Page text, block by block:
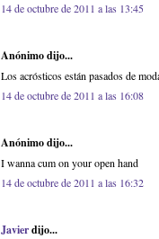
14 de octubre de 2011 a las 13:45
Anónimo dijo...
Los acrósticos están pasados de
14 de octubre de 2011 a las 16:08
Anónimo dijo...
I wanna cum on your open hand
14 de octubre de 2011 a las 16:32
Javierdijo...